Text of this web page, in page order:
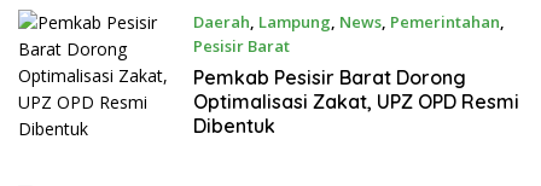
Daerah, Lampung, News, Pemerintahan,
Pesisir Barat
Mei 4, 2026
Pemkab Pesisir Barat Dorong
Optimalisasi Zakat, UPZ OPD Resmi
Dibentuk